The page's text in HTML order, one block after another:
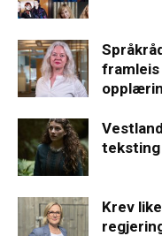
framleis
teksting
Krev